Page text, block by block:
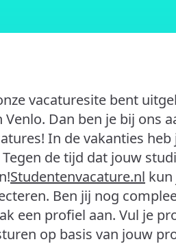
vacaturesite bent
Dan ben je bij ons
In de vakanties heb
de tijd dat jouw
Studentenvacature.nl kun
Ben jij nog
een profiel aan. Vul je
op basis van jouw